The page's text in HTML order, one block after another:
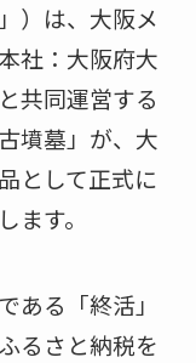
）は、大阪メ
社：大阪府大
共同運営する
墳墓」が、大
として正式に
す。
ある「終活」
るさと納税を